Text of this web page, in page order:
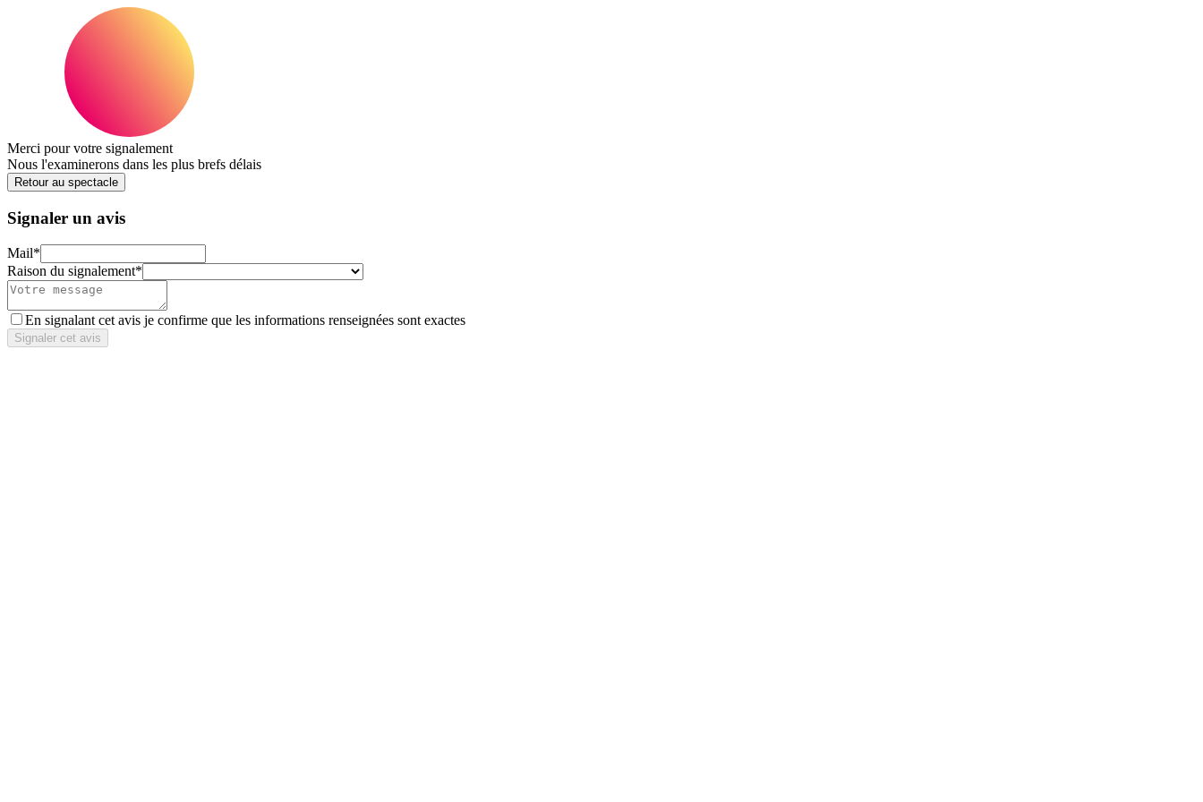
Merci pour votre signalement
Nous l'examinerons dans les plus brefs délais
Retour au spectacle
Signaler un avis
Mail*
Raison du signalement*
En signalant cet avis je confirme que les informations renseignées sont exactes
Signaler cet avis